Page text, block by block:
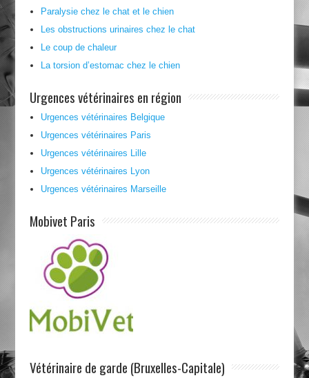
Paralysie chez le chat et le chien
Les obstructions urinaires chez le chat
Le coup de chaleur
La torsion d’estomac chez le chien
Urgences vétérinaires en région
Urgences vétérinaires Belgique
Urgences vétérinaires Paris
Urgences vétérinaires Lille
Urgences vétérinaires Lyon
Urgences vétérinaires Marseille
Mobivet Paris
Vétérinaire de garde (Bruxelles-Capitale)